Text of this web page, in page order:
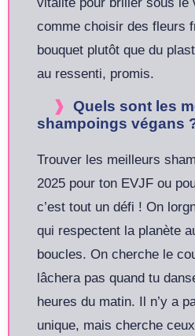
comme choisir des fleurs
bouquet plutôt que du
au ressenti, promis.
Quels sont les
shampoings végans
Trouver les meilleurs
2025 pour ton EVJF ou
c’est tout un défi ! On
qui respectent la planète
boucles. On cherche le
lâchera pas quand tu
heures du matin. Il n’y a
unique, mais cherche